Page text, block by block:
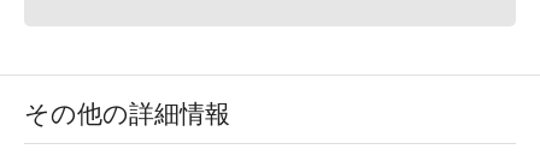
その他の詳細情報